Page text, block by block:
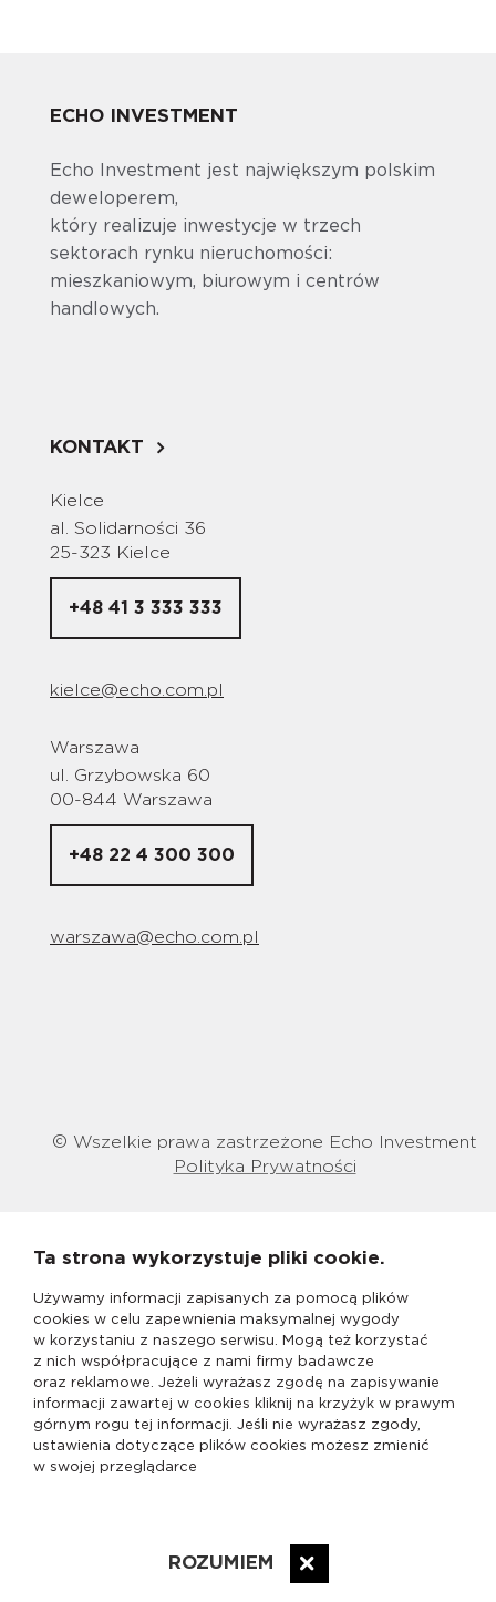
ECHO INVESTMENT
Echo Investment jest największym polskim
deweloperem,
który realizuje inwestycje w trzech
sektorach rynku nieruchomości:
mieszkaniowym, biurowym i centrów
handlowych.
KONTAKT
Kielce
al. Solidarności 36
25-323 Kielce
+48 41 3 333 333
kielce@echo.com.pl
Warszawa
ul. Grzybowska 60
00-844 Warszawa
+48 22 4 300 300
warszawa@echo.com.pl
© Wszelkie prawa zastrzeżone Echo Investment
Polityka Prywatności
Ta strona wykorzystuje pliki cookie.
Używamy informacji zapisanych za pomocą plików
cookies w celu zapewnienia maksymalnej wygody
w korzystaniu z naszego serwisu. Mogą też korzystać
z nich współpracujące z nami firmy badawcze
oraz reklamowe. Jeżeli wyrażasz zgodę na zapisywanie
informacji zawartej w cookies kliknij na krzyżyk w prawym
górnym rogu tej informacji. Jeśli nie wyrażasz zgody,
ustawienia dotyczące plików cookies możesz zmienić
w swojej przeglądarce
ROZUMIEM